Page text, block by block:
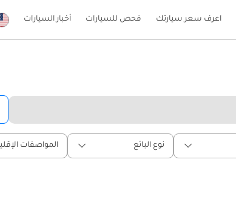
اعرف سعر سيارتك فحص للسيارات أخبار السيارات
نوع البائع المواصفات